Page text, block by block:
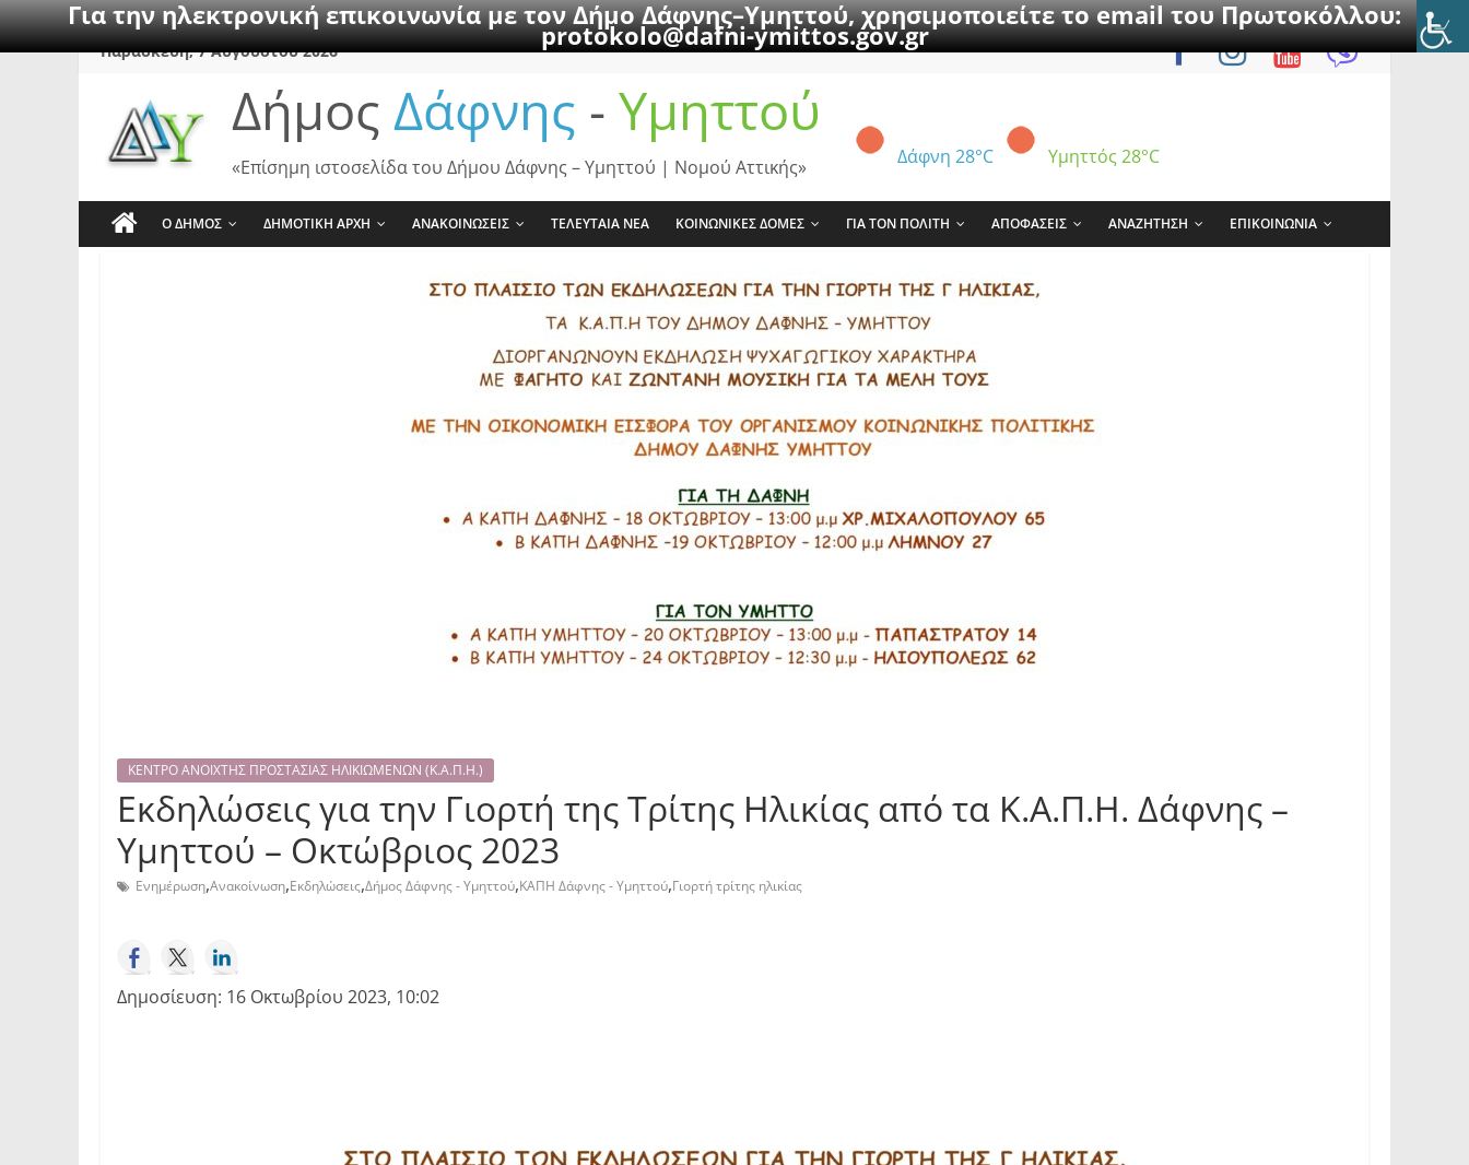
Για την ηλεκτρονική επικοινωνία με τον Δήμο Δάφνης–Υμηττού, χρησιμοποιείτε το email του Πρωτοκόλλου:
protokolo@dafni-ymittos.gov.gr
SkipΠαρασκευή, 7 Αυγούστου 2026
Δήμος Δάφνης - Υμηττού
Δάφνη 28°C Υμηττός 28°C
«Επίσημη ιστοσελίδα του Δήμου Δάφνης – Υμηττού | Νομού Αττικής»
Ο ΔΗΜΟΣ ΔΗΜΟΤΙΚΗ ΑΡΧΗ ΑΝΑΚΟΙΝΩΣΕΙΣ ΤΕΛΕΥΤΑΙΑ ΝΕΑ ΚΟΙΝΩΝΙΚΕΣ ΔΟΜΕΣ ΓΙΑ ΤΟΝ ΠΟΛΙΤΗ ΑΠΟΦΑΣΕΙΣ ΑΝΑΖΗΤΗΣΗ ΕΠΙΚΟΙΝΩΝΙΑ
ΚΕΝΤΡΟ ΑΝΟΙΧΤΗΣ ΠΡΟΣΤΑΣΙΑΣ ΗΛΙΚΙΩΜΕΝΩΝ (Κ.Α.Π.Η.)
Εκδηλώσεις για την Γιορτή της Τρίτης Ηλικίας από τα Κ.Α.Π.Η. Δάφνης –
Υμηττού – Οκτώβριος 2023
Ενημέρωση,Ανακοίνωση,Εκδηλώσεις,Δήμος Δάφνης - Υμηττού,ΚΑΠΗ Δάφνης - Υμηττού,Γιορτή τρίτης ηλικίας
Δημοσίευση: 16 Οκτωβρίου 2023, 10:02